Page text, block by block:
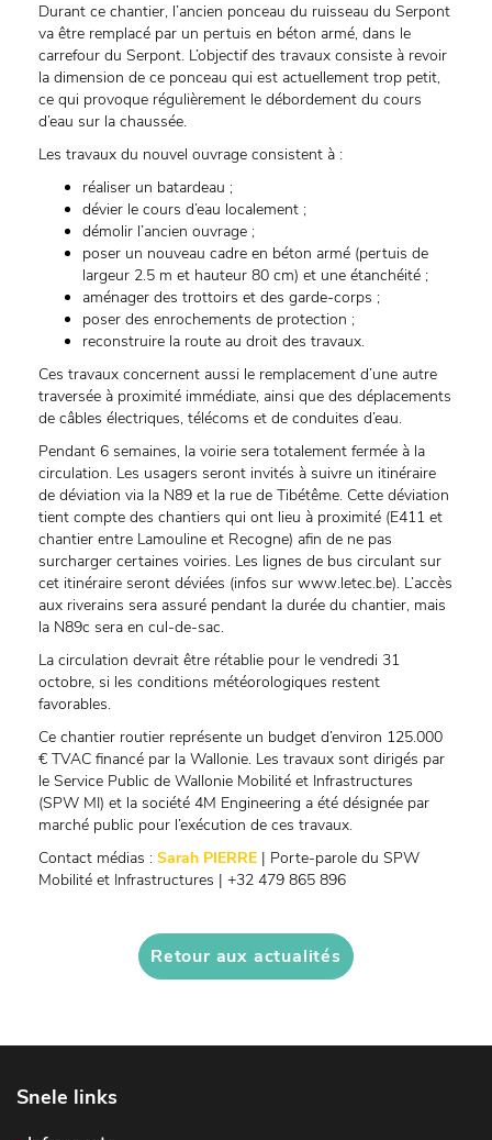
Durant ce chantier, l’ancien ponceau du ruisseau du Serpont
va être remplacé par un pertuis en béton armé, dans le
carrefour du Serpont. L’objectif des travaux consiste à revoir
la dimension de ce ponceau qui est actuellement trop petit,
ce qui provoque régulièrement le débordement du cours
d’eau sur la chaussée.
Les travaux du nouvel ouvrage consistent à :
réaliser un batardeau ;
dévier le cours d’eau localement ;
démolir l’ancien ouvrage ;
poser un nouveau cadre en béton armé (pertuis de
largeur 2.5 m et hauteur 80 cm) et une étanchéité ;
aménager des trottoirs et des garde-corps ;
poser des enrochements de protection ;
reconstruire la route au droit des travaux.
Ces travaux concernent aussi le remplacement d’une autre
traversée à proximité immédiate, ainsi que des déplacements
de câbles électriques, télécoms et de conduites d’eau.
Pendant 6 semaines, la voirie sera totalement fermée à la
circulation. Les usagers seront invités à suivre un itinéraire
de déviation via la N89 et la rue de Tibétême. Cette déviation
tient compte des chantiers qui ont lieu à proximité (E411 et
chantier entre Lamouline et Recogne) afin de ne pas
surcharger certaines voiries. Les lignes de bus circulant sur
cet itinéraire seront déviées (infos sur www.letec.be). L’accès
aux riverains sera assuré pendant la durée du chantier, mais
la N89c sera en cul-de-sac.
La circulation devrait être rétablie pour le vendredi 31
octobre, si les conditions météorologiques restent
favorables.
Ce chantier routier représente un budget d’environ 125.000
€ TVAC financé par la Wallonie. Les travaux sont dirigés par
le Service Public de Wallonie Mobilité et Infrastructures
(SPW MI) et la société 4M Engineering a été désignée par
marché public pour l’exécution de ces travaux.
Contact médias : Sarah PIERRE | Porte-parole du SPW
Mobilité et Infrastructures | +32 479 865 896
Retour aux actualités
Snele links